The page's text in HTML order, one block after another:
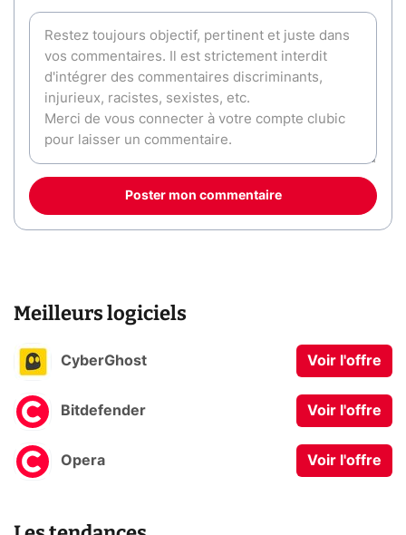
Poster mon commentaire
Meilleurs logiciels
CyberGhost Voir l'offre
Bitdefender Voir l'offre
Opera Voir l'offre